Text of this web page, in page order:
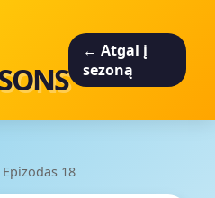
← Atgal į
sezoną
Epizodas 18